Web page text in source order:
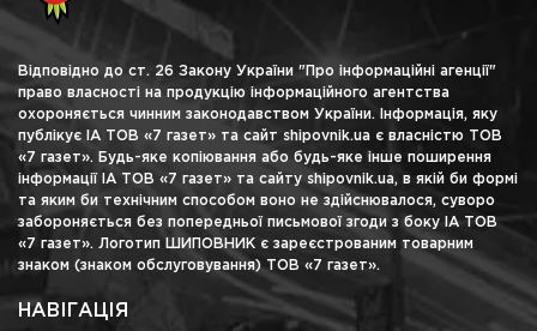
Відповідно до ст. 26 Закону України "Про інформаційні агенції"
право власності на продукцію інформаційного агентства
охороняється чинним законодавством України. Інформація, яку
публікує ІА ТОВ «7 газет» та сайт shipovnik.ua є власністю ТОВ
«7 газет». Будь-яке копіювання або будь-яке інше поширення
інформації ІА ТОВ «7 газет» та сайту shipovnik.ua, в якій би формі
та яким би технічним способом воно не здійснювалося, суворо
забороняється без попередньої письмової згоди з боку ІА ТОВ
«7 газет». Логотип ШИПОВНИК є зареєстрованим товарним
знаком (знаком обслуговування) ТОВ «7 газет».
НАВІГАЦІЯ